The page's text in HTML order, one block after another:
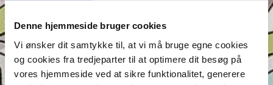
Denne hjemmeside bruger cookies
Vi ønsker dit samtykke til, at vi må bruge egne cookies
og cookies fra tredjeparter til at optimere dit besøg på
vores hjemmeside ved at sikre funktionalitet, generere
Andeby Andeby Posten Anders And
Anders And Co.
Anders Vildand
Bjørne-banden Bøger
Carl Barks